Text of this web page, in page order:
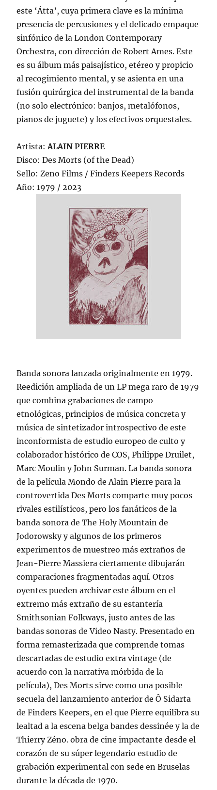
este ‘Átta’, cuya primera clave es la mínima
presencia de percusiones y el delicado empaque
sinfónico de la London Contemporary
Orchestra, con dirección de Robert Ames. Este
es su álbum más paisajístico, etéreo y propicio
al recogimiento mental, y se asienta en una
fusión quirúrgica del instrumental de la banda
(no solo electrónico: banjos, metalófonos,
pianos de juguete) y los efectivos orquestales.
Artista:ALAIN PIERRE
Disco: Des Morts (of the Dead)
Sello: Zeno Films / Finders Keepers Records
Año: 1979 / 2023
Banda sonora lanzada originalmente en 1979.
Reedición ampliada de un LP mega raro de 1979
que combina grabaciones de campo
etnológicas, principios de música concreta y
música de sintetizador introspectivo de este
inconformista de estudio europeo de culto y
colaborador histórico de COS, Philippe Druilet,
Marc Moulin y John Surman. La banda sonora
de la película Mondo de Alain Pierre para la
controvertida Des Morts comparte muy pocos
rivales estilísticos, pero los fanáticos de la
banda sonora de The Holy Mountain de
Jodorowsky y algunos de los primeros
experimentos de muestreo más extraños de
Jean-Pierre Massiera ciertamente dibujarán
comparaciones fragmentadas aquí. Otros
oyentes pueden archivar este álbum en el
extremo más extraño de su estantería
Smithsonian Folkways, justo antes de las
bandas sonoras de Video Nasty. Presentado en
forma remasterizada que comprende tomas
descartadas de estudio extra vintage (de
acuerdo con la narrativa mórbida de la
película), Des Morts sirve como una posible
secuela del lanzamiento anterior de Ô Sidarta
de Finders Keepers, en el que Pierre equilibra su
lealtad a la escena belga bandes dessinée y la de
Thierry Zéno. obra de cine impactante desde el
corazón de su súper legendario estudio de
grabación experimental con sede en Bruselas
durante la década de 1970.